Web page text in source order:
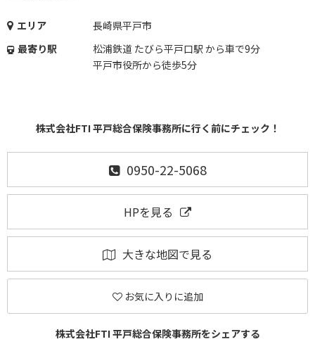
エリア
長崎県平戸市
最寄り駅
松浦鉄道 たびら平戸口駅 から車で9分
平戸市役所から徒歩5分
株式会社FTI 平戸総合保険事務所に行く前にチェック！
0950-22-5068
HPを見る
大きな地図で見る
お気に入りに追加
株式会社FTI 平戸総合保険事務所をシェアする